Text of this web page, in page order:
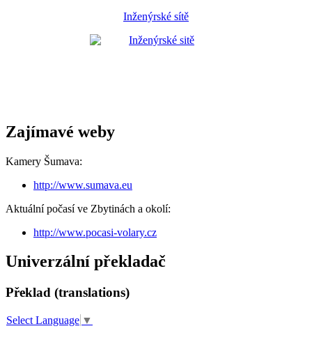
Inženýrské sítě
Zajímavé weby
Kamery Šumava:
http://www.sumava.eu
Aktuální počasí ve Zbytinách a okolí:
http://www.pocasi-volary.cz
Univerzální překladač
Překlad (translations)
Select Language ▼